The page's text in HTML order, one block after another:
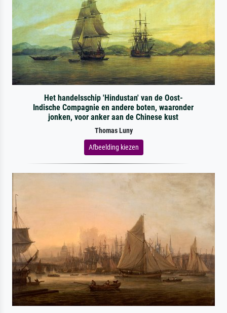
Het handelsschip 'Hindustan' van de Oost-
Indische Compagnie en andere boten, waaronder
jonken, voor anker aan de Chinese kust
Thomas Luny
Afbeelding kiezen